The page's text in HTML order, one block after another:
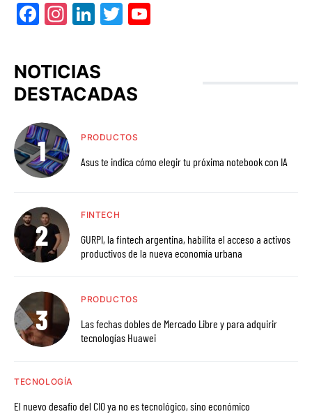
Facebook
Instagram
LinkedIn
Twitter
NOTICIAS
DESTACADAS
PRODUCTOS
Asus te indica cómo elegir tu próxima notebook con IA
FINTECH
GURPI, la fintech argentina, habilita el acceso a activos
productivos de la nueva economía urbana
PRODUCTOS
Las fechas dobles de Mercado Libre y para adquirir
tecnologías Huawei
TECNOLOGÍA
El nuevo desafío del CIO ya no es tecnológico, sino económico